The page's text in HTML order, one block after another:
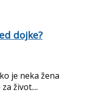
dojke?
je neka žena
život....